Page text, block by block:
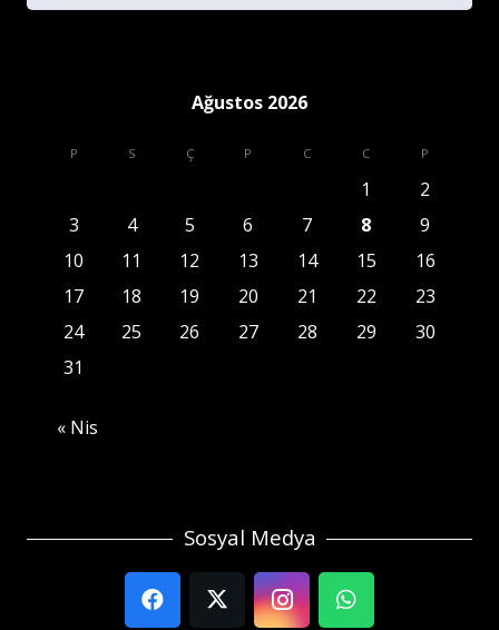
Ağustos 2026
P S Ç P C C P
1
2
3
4 5 6 7 8
9
10
11 12 13 14 15
16
17
18 19 20 21 22
23
24
25 26 27 28 29
30
31
« Nis
Sosyal Medya